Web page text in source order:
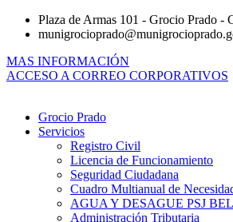
Plaza de Armas 101 - Grocio Prado -
MAS INFORMACIÓN
ACCESO A CORREO CORPORATIVOS
Grocio Prado
Servicios
Registro Civil
Licencia de Funcionamiento
Seguridad Ciudadana
Cuadro Multianual de
AGUA Y DESAGUE PSJ
Administración Tributaria